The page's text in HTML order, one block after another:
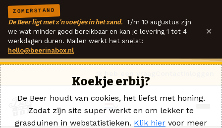
ZOMERSTAND
De Beer ligt met z'n voetjes in het zand. T/m 10 augustus zijn
we wat minder goed bereikbaar en kan je levering 1 tot 4
werkdagen duren. Mailen werkt het snelst:
hello@beerinabox.nl
×
Koekje erbij?
De Beer houdt van cookies, het liefst met honing.
Zodat zijn site super werkt en om lekker te
grasduinen in webstatistieken. Klik hier voor meer